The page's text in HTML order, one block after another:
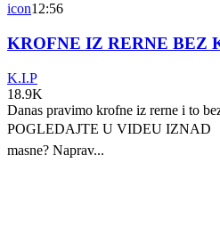
icon12:56
KROFNE IZ RERNE BEZ
K.I.P
18.9K
Danas pravimo krofne iz rerne i to
POGLEDAJTE U VIDEU IZNAD
masne? Naprav...